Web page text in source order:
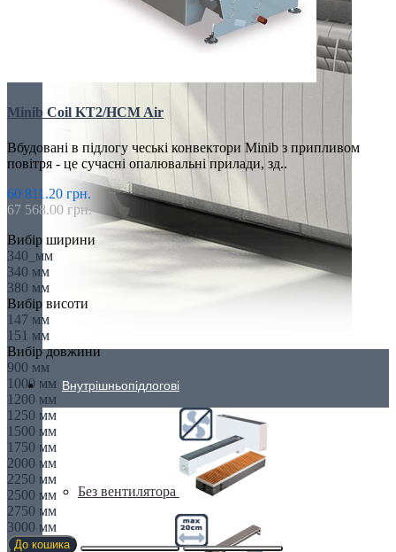
Внутрішньопідлогові
Без вентилятора
Minib Coil KT2/HCM Air
Вбудовані в підлогу чеські конвектори Minib з припливом
повітря - це сучасні опалювальні прилади, зд..
60 811.20 грн.
67 568.00 грн.
Вибір ширини
340_мм
340 мм
380 мм
Вибір висоти
147 мм
151 мм
Вибір довжини
900 мм
1000 мм
1200 мм
1250 мм
1500 мм
1750 мм
2000 мм
2250 мм
2500 мм
2750 мм
3000 мм
До кошика